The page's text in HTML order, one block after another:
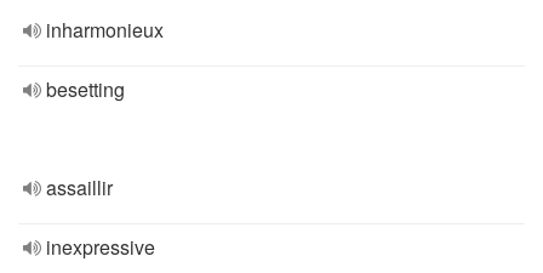
inharmonieux
besetting
assaillir
inexpressive